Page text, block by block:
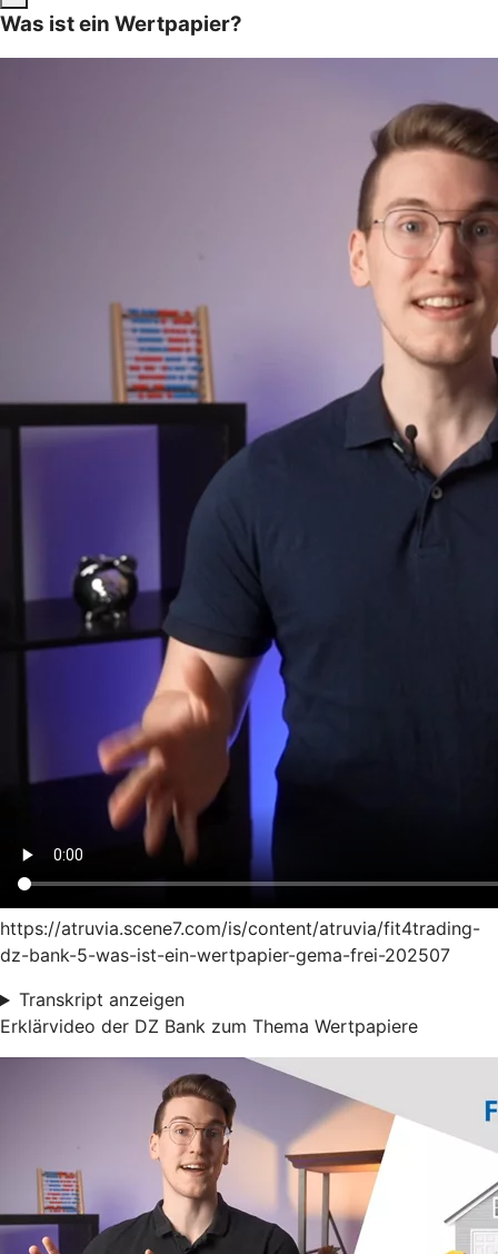
Was ist ein Wertpapier?
https://atruvia.scene7.com/is/content/atruvia/fit4trading-
dz-bank-5-was-ist-ein-wertpapier-gema-frei-202507
Transkript anzeigen
Erklärvideo der DZ Bank zum Thema Wertpapiere